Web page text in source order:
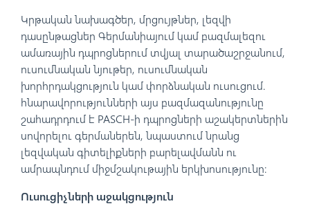
Կրթական նախագծեր, մրցույթներ, լեզվի
դասընթացներ Գերմանիայում կամ բազմալեզու
ամառային դպրոցներում տվյալ տարածաշրջանում,
ուսումնական նյութեր, ուսումնական
խորհրդակցություն կամ փորձնական ուսուցում.
հնարավորությունների այս բազմազանությունը
շահադրդում է PASCH-ի դպրոցների աշակերտներին
սովորելու գերմաներեն, նպաստում նրանց
լեզվական գիտելիքների բարելավմանն ու
ամրապնդում միջմշակութային երկխոսությունը։
Ուսուցիչների աջակցություն